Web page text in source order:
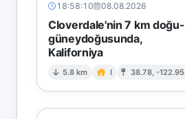
18:58:10 08.08.2026
Cloverdale'nin 7 km doğu-
güneydoğusunda,
Kaliforniya
5.8 km I 38.78, -122.95